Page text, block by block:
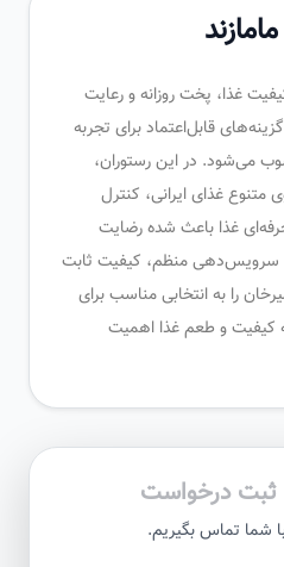
پخت روزانه و رعایت
برای تجربه
در این رستوران،
غذای ایرانی، کنترل
باعث شده رضایت
منظم، کیفیت ثابت
انتخابی مناسب برای
و طعم غذا اهمیت
درخواست
بگیریم.